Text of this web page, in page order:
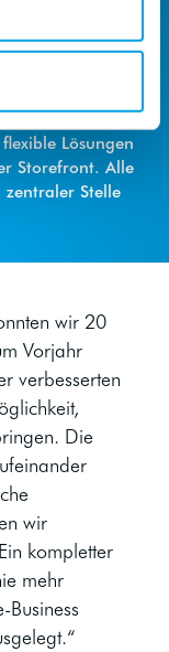
dazu aber
E-
Architektur und
allen gängigen
bietet E-
Lösungen
Storefront. Alle
Stelle
wir 20
Vorjahr
verbesserten
Die
wir
kompletter
mehr